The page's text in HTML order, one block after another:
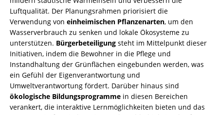
Luftqualität. Der Planungsrahmen priorisiert die
Verwendung von einheimischen Pflanzenarten, um den
Wasserverbrauch zu senken und lokale Ökosysteme zu
unterstützen. Bürgerbeteiligung steht im Mittelpunkt dieser
Initiativen, indem die Bewohner in die Pflege und
Instandhaltung der Grünflächen eingebunden werden, was
ein Gefühl der Eigenverantwortung und
Umweltverantwortung fördert. Darüber hinaus sind
ökologische Bildungsprogramme in diesen Bereichen
verankert, die interaktive Lernmöglichkeiten bieten und das